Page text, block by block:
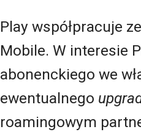
Play współpracuje
Mobile. W interesie
abonenckiego we
ewentualnego
roamingowym